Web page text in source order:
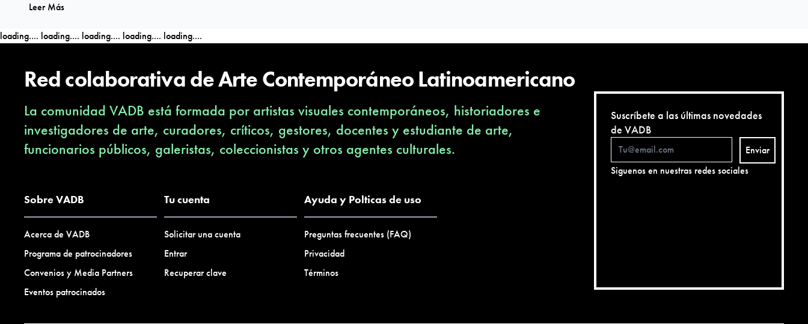
Leer Más
loading.... loading.... loading.... loading.... loading....
Red colaborativa de Arte Contemporáneo Latinoamericano
La comunidad VADB está formada por artistas visuales contemporáneos, historiadores e
investigadores de arte, curadores, críticos, gestores, docentes y estudiante de arte,
funcionarios públicos, galeristas, coleccionistas y otros agentes culturales.
Sobre VADB
Acerca de VADB
Programa de patrocinadores
Convenios y Media Partners
Eventos patrocinados
Tu cuenta
Solicitar una cuenta
Entrar
Recuperar clave
Ayuda y Polticas de uso
Preguntas frecuentes (FAQ)
Privacidad
Términos
Suscríbete a las últimas novedades
de VADB
Enviar
Siguenos en nuestras redes sociales